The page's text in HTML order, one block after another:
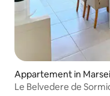
Appartement in
Le Belvedere de